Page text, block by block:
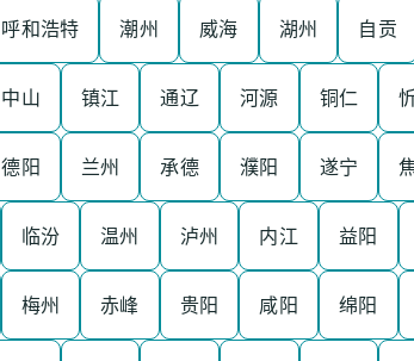
呼和浩特 潮州 威海 湖州 自贡
中山 镇江 通辽 河源 铜仁
德阳 兰州 承德 濮阳 遂宁
临汾 温州 泸州 内江 益阳
梅州 赤峰 贵阳 咸阳 绵阳